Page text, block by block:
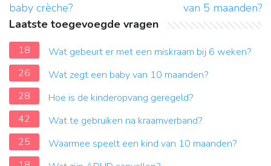
baby crèche?
van 5 maanden?
Laatste toegevoegde vragen
18
Wat gebeurt er met een miskraam bij 6 weken?
26
Wat zegt een baby van 10 maanden?
28
Hoe is de kinderopvang geregeld?
42
Wat te gebruiken na kraamverband?
25
Waarmee speelt een kind van 10 maanden?